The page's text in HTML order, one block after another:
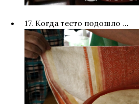
17. Когда тесто подошло …